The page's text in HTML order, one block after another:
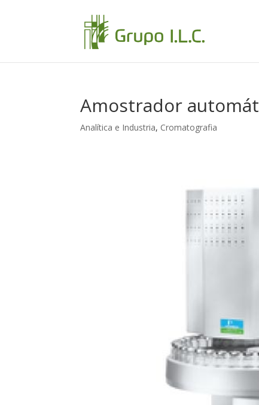
Amostrador
Analítica e Industria, Cromatografia